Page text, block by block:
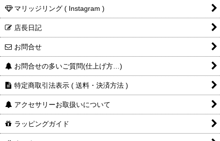
マリッジリング ( Instagram )
店長日記
お問合せ
お問合せの多いご質問(仕上げ方…)
特定商取引法表示 ( 送料・決済方法 )
アクセサリーお取扱いについて
ラッピングガイド